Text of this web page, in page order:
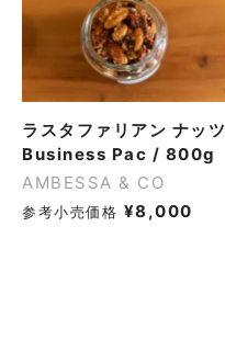
ラスタファリアン ナッツ
Business Pac / 800g
AMBESSA & CO
参考小売価格 ¥8,000